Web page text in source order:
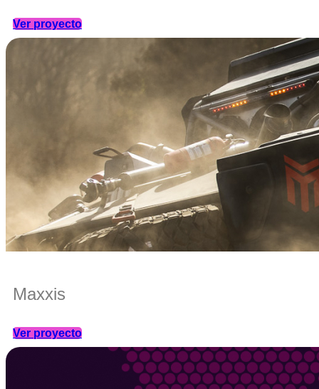
Ver proyecto
Maxxis
Ver proyecto